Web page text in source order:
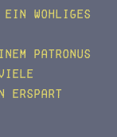
wohliges
Patronus
erspart